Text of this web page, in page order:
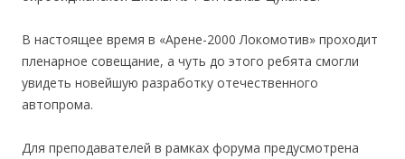
В настоящее время в «Арене-2000 Локомотив» проходит
пленарное совещание, а чуть до этого ребята смогли
увидеть новейшую разработку отечественного
автопрома.
Для преподавателей в рамках форума предусмотрена